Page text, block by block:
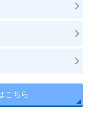
こちら